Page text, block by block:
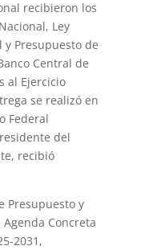
recibieron los
Ley
y Presupuesto de
Central de
al Ejercicio
se realizó en
Federal
del
recibió
Presupuesto y
Concreta
2031,